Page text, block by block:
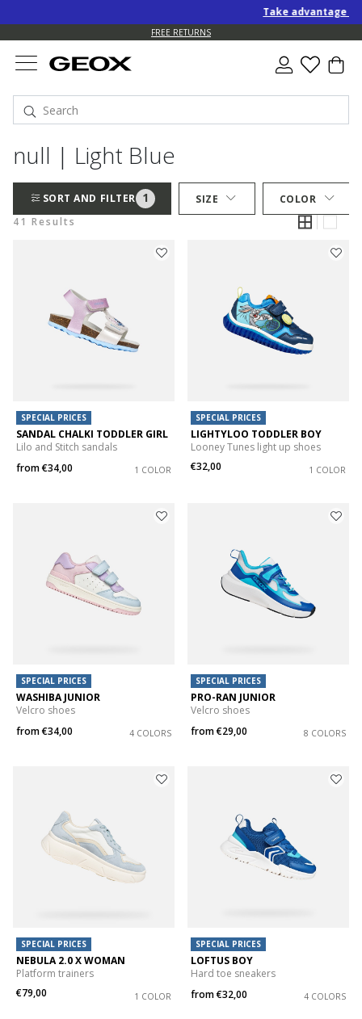
Take advantage of an
FREE RETURNS
null | Light Blue
SORT AND FILTER 1 SIZE
COLOR
41 Results
SPECIAL PRICES
SANDAL CHALKI TODDLER GIRL
Lilo and Stitch sandals
from€34,00 1 COLOR
SPECIAL PRICES
LIGHTYLOO TODDLER BOY
Looney Tunes light up shoes
€32,00
1 COLOR
SPECIAL PRICES
WASHIBA JUNIOR
Velcro shoes
from€34,00 4 COLORS
SPECIAL PRICES
PRO-RAN JUNIOR
Velcro shoes
from€29,00 8 COLORS
SPECIAL PRICES
NEBULA 2.0 X WOMAN
Platform trainers
€79,00
1 COLOR
SPECIAL PRICES
LOFTUS BOY
Hard toe sneakers
from€32,00 4 COLORS